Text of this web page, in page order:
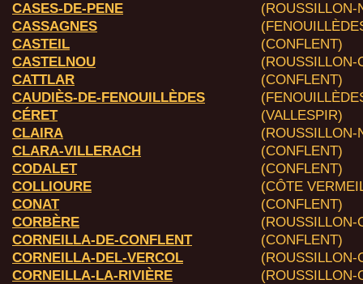
CASES-DE-PENE
(ROUSSILLON-
CASSAGNES
CASTEIL
(CONFLENT)
CASTELNOU
(ROUSSILLON-
CATTLAR
(CONFLENT)
CAUDIÈS-DE-FENOUILLÈDES
CÉRET
(VALLESPIR)
CLAIRA
(ROUSSILLON-
CLARA-VILLERACH
(CONFLENT)
CODALET
(CONFLENT)
COLLIOURE
(CÔTE
CONAT
(CONFLENT)
CORBÈRE
(ROUSSILLON-
CORNEILLA-DE-CONFLENT
(CONFLENT)
CORNEILLA-DEL-VERCOL
(ROUSSILLON-
CORNEILLA-LA-RIVIÈRE
(ROUSSILLON-